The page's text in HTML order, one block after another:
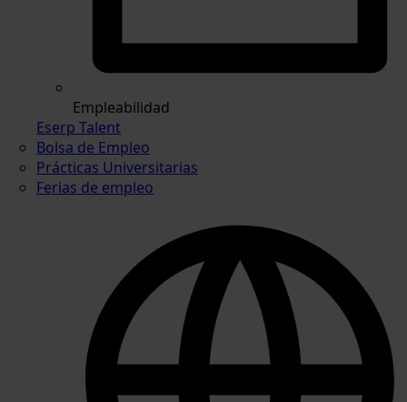
Empleabilidad
Eserp Talent
Bolsa de Empleo
Prácticas Universitarias
Ferias de empleo